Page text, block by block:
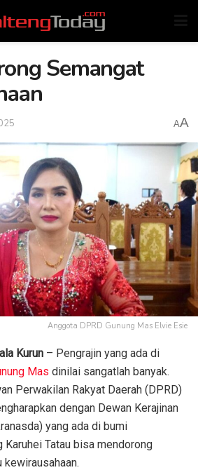
Semangat
AA
Anggota DPRD Gunung Mas Elvie Esie
Kurun – Pengrajin yang ada di
Mas dinilai sangatlah banyak.
Perwakilan Rakyat Daerah (DPRD)
dengan Dewan Kerajinan
yang ada di bumi
Karuhei Tatau bisa mendorong
kewirausahaan.